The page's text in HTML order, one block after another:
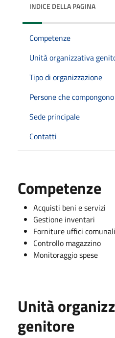
INDICE DELLA PAGINA
Competenze
Unità organizzativa
Tipo di organizzazione
Persone che
Sede principale
Contatti
Competenze
Acquisti beni e servizi
Gestione inventari
Forniture uffici comunali
Controllo magazzino
Monitoraggio spese
Unità
genitore